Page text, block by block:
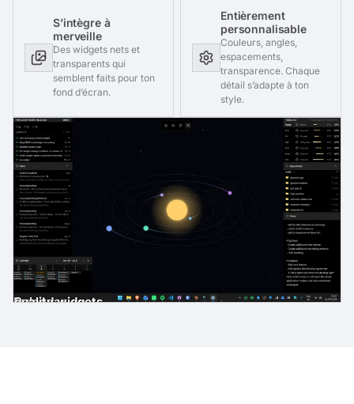
S’intègre à
merveille
Des widgets nets et
transparents qui
semblent faits pour ton
fond d’écran.
Entièrement
personnalisable
Couleurs, angles,
espacements,
transparence. Chaque
détail s’adapte à ton
style.
Email
Calendar
quality widgets